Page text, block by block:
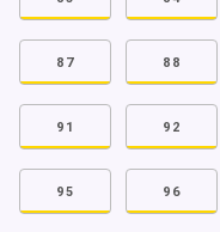
87 88
91 92
95 96